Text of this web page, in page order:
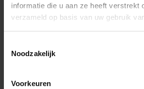
informatie die u aan ze heeft verstrekt
verzameld op basis van uw gebruik
Noodzakelijk
Voorkeuren
Transmissie
Gewicht